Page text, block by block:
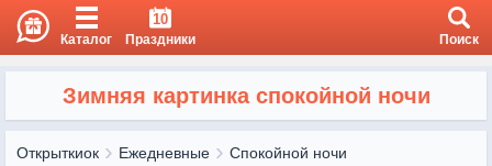
Каталог
10
Праздники Поиск
Зимняя картинка спокойной ночи
Открыткиок Ежедневные Спокойной ночи